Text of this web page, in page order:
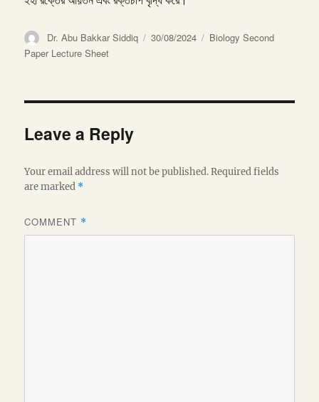
Author
Dr. Abu Bakkar Siddiq
Posted
30/08/2024 Categories
Biology Second
Paper Lecture Sheet
Leave a Reply
Your email address will not be published. Required fields
are marked *
COMMENT *